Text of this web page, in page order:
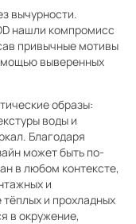
вычурности.
нашли компромисс
привычные мотивы
выверенных
образы:
воды и
Благодаря
может быть по-
в любом контексте,
и
и прохладных
в окружение,